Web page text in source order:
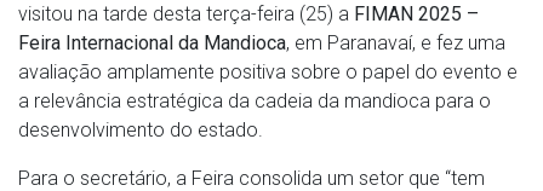
visitou na tarde desta terça-feira (25) a FIMAN 2025 –
Feira Internacional da Mandioca, em Paranavaí, e fez uma
avaliação amplamente positiva sobre o papel do evento e
a relevância estratégica da cadeia da mandioca para o
desenvolvimento do estado.
Para o secretário, a Feira consolida um setor que “tem